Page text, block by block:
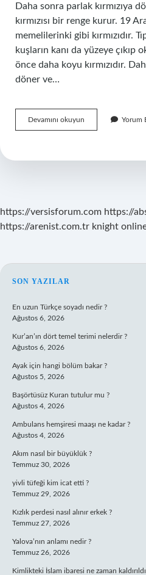
Daha sonra parlak kırmızıya
kırmızısı bir renge kurur. 19
memelilerinki gibi kırmızıdır.
kuşların kanı da yüzeye çıkıp
önce daha koyu kırmızıdır.
döner ve…
Devamını okuyun
Kanı
Yorum
https://versisforum.com https://
https://arenist.com.tr knight
SIDEBAR
SON YAZILAR
En uzun Türkçe soyadı nedir ?
Ağustos 6, 2026
Kur’an’ın dört temel terimi nelerdir ?
Ağustos 6, 2026
Ayak için hangi bölüm bakar ?
Ağustos 5, 2026
Başörtüsüz Kuran tutulur mu ?
Ağustos 4, 2026
Ambulans hemşiresi maaşı ne kadar ?
Ağustos 4, 2026
Akım nasıl bir büyüklük ?
Temmuz 30, 2026
yivli tüfeği kim icat etti ?
Temmuz 29, 2026
Kızlık perdesi nasıl alınır erkek ?
Temmuz 27, 2026
Yalova’nın anlamı nedir ?
Temmuz 26, 2026
Kimlikteki İslam ibaresi ne zaman